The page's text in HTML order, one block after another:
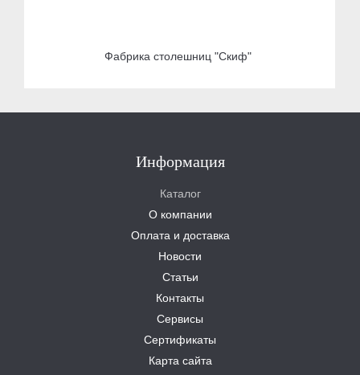
Фабрика столешниц "Скиф"
Информация
Каталог
О компании
Оплата и доставка
Новости
Статьи
Контакты
Сервисы
Сертификаты
Карта сайта